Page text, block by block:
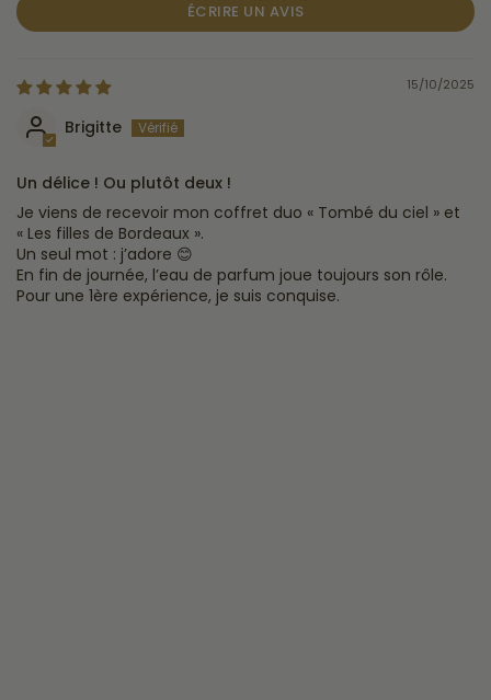
ÉCRIRE UN AVIS
15/10/2025
Brigitte
Un délice ! Ou plutôt deux !
Je viens de recevoir mon coffret duo « Tombé du ciel » et
« Les filles de Bordeaux ».
Un seul mot : j’adore 😊
En fin de journée, l’eau de parfum joue toujours son rôle.
Pour une 1ère expérience, je suis conquise.